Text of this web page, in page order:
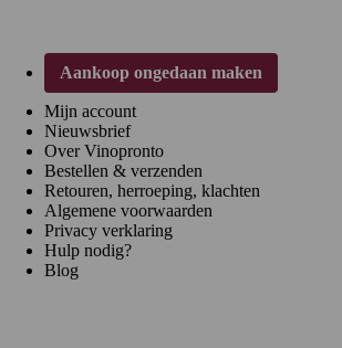
Aankoop ongedaan maken
Mijn account
Nieuwsbrief
Over Vinopronto
Bestellen & verzenden
Retouren, herroeping, klachten
Algemene voorwaarden
Privacy verklaring
Hulp nodig?
Blog